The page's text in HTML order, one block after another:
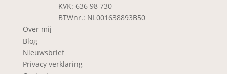
KVK: 636 98 730
BTWnr.: NL001638893B50
Over mij
Blog
Nieuwsbrief
Privacy verklaring